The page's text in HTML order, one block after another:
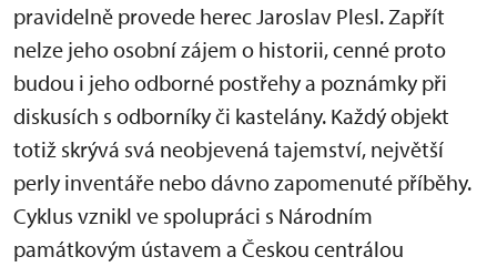
pravidelně provede herec Jaroslav Plesl. Zapřít
nelze jeho osobní zájem o historii, cenné proto
budou i jeho odborné postřehy a poznámky při
diskusích s odborníky či kastelány. Každý objekt
totiž skrývá svá neobjevená tajemství, největší
perly inventáře nebo dávno zapomenuté příběhy.
Cyklus vznikl ve spolupráci s Národním
památkovým ústavem a Českou centrálou